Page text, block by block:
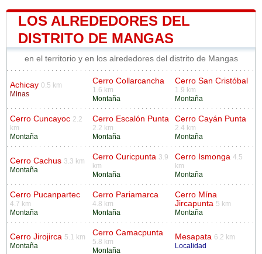
LOS ALREDEDORES DEL
DISTRITO DE MANGAS
en el territorio y en los alrededores del distrito de Mangas
Achicay 0.5 km
Minas
Cerro Collarcancha
1.6 km
Montaña
Cerro San Cristóbal
1.9 km
Montaña
Cerro Cuncayoc 2.2
km
Montaña
Cerro Escalón Punta
2.2 km
Montaña
Cerro Cayán Punta
2.4 km
Montaña
Cerro Cachus 3.3 km
Montaña
Cerro Curicpunta 3.9
km
Montaña
Cerro Ismonga 4.5
km
Montaña
Cerro Pucanpartec
4.7 km
Montaña
Cerro Pariamarca
4.8 km
Montaña
Cerro Mína
Jircapunta 5 km
Montaña
Cerro Jirojirca 5.1 km
Montaña
Cerro Camacpunta
5.8 km
Montaña
Mesapata 6.2 km
Localidad